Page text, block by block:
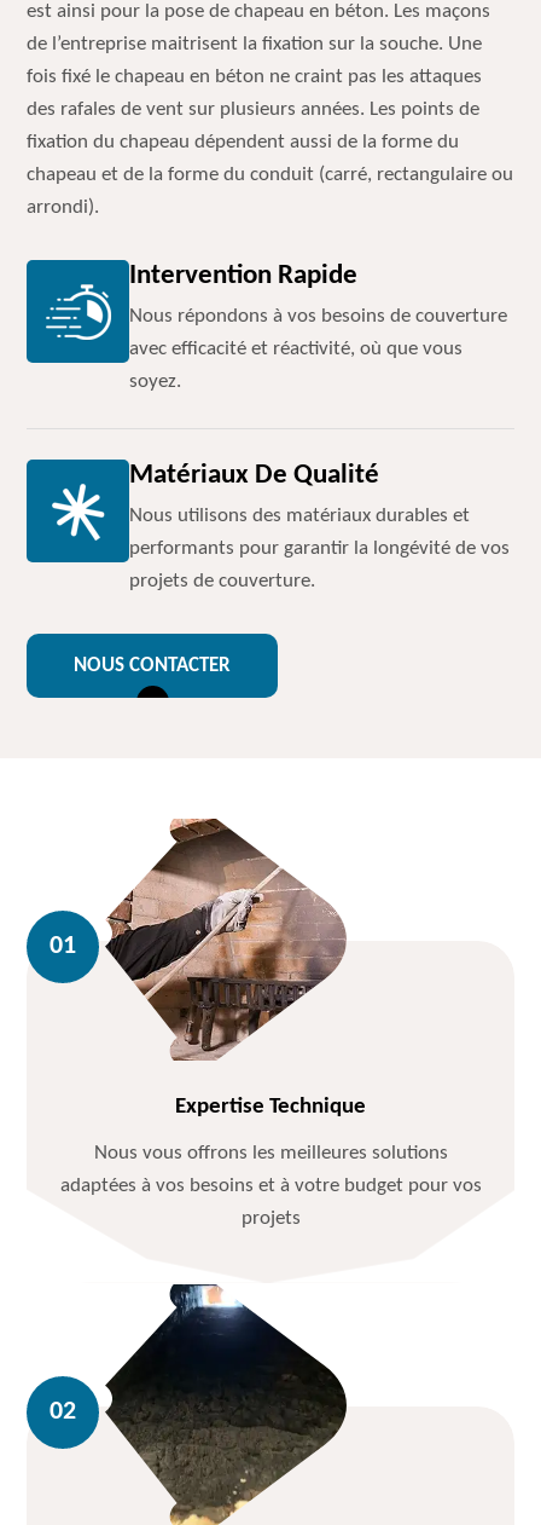
est ainsi pour la pose de chapeau en béton. Les maçons
de l’entreprise maitrisent la fixation sur la souche. Une
fois fixé le chapeau en béton ne craint pas les attaques
des rafales de vent sur plusieurs années. Les points de
fixation du chapeau dépendent aussi de la forme du
chapeau et de la forme du conduit (carré, rectangulaire ou
arrondi).
Intervention Rapide
Nous répondons à vos besoins de couverture
avec efficacité et réactivité, où que vous
soyez.
Matériaux De Qualité
Nous utilisons des matériaux durables et
performants pour garantir la longévité de vos
projets de couverture.
NOUS CONTACTER
Expertise Technique
Nous vous offrons les meilleures solutions
adaptées à vos besoins et à votre budget pour vos
projets